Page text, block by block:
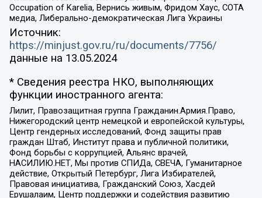
Occupation of Karelia, Вернись живым, Фридом Хаус, СОТА
медиа, Либерально-демократическая Лига Украины
Источник:
https://minjust.gov.ru/ru/documents/7756/
данные на 13.05.2024
* Сведения реестра НКО, выполняющих
функции иностранного агента:
Лилит, Правозащитная группа Гражданин.Армия.Право,
Нижегородский центр немецкой и европейской культуры,
Центр гендерных исследований, Фонд защиты прав
граждан Штаб, Институт права и публичной политики,
Фонд борьбы с коррупцией, Альянс врачей,
НАСИЛИЮ.НЕТ, Мы против СПИДа, СВЕЧА, Гуманитарное
действие, Открытый Петербург, Лига Избирателей,
Правовая инициатива, Гражданский Союз, Хасдей
Ерушалаим, Центр поддержки и содействия развитию